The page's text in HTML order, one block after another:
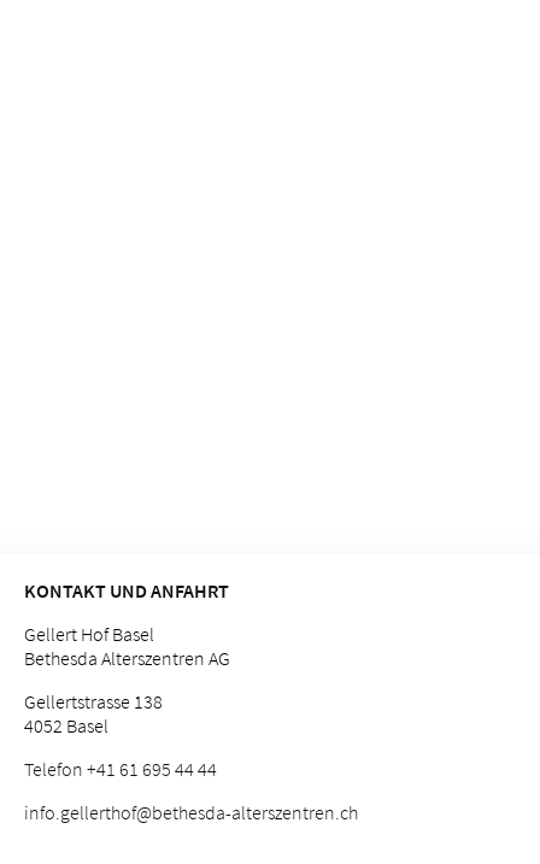
KONTAKT UND ANFAHRT
Gellert Hof Basel
Bethesda Alterszentren AG
Gellertstrasse 138
4052 Basel
Telefon +41 61 695 44 44
info. gellerthof@bethesda-alterszentren. ch